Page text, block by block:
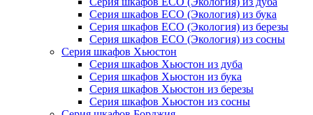
Серия шкафов ECO (Экология) из бука
Серия шкафов ECO (Экология) из березы
Серия шкафов ECO (Экология) из сосны
Серия шкафов Хьюстон
Серия шкафов Хьюстон из дуба
Серия шкафов Хьюстон из бука
Серия шкафов Хьюстон из березы
Серия шкафов Хьюстон из сосны